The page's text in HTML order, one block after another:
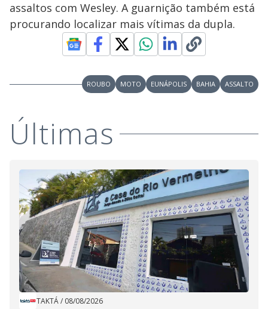
assaltos com Wesley. A guarnição também está
procurando localizar mais vítimas da dupla.
ROUBO MOTO EUNÁPOLIS BAHIA ASSALTO
Últimas
TAKTÁ/ 08/08/2026